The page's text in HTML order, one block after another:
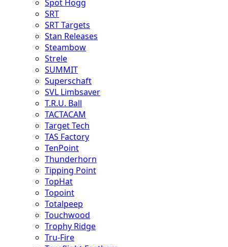
Spot Hogg
SRT
SRT Targets
Stan Releases
Steambow
Strele
SUMMIT
Superschaft
SVL Limbsaver
T.R.U. Ball
TACTACAM
Target Tech
TAS Factory
TenPoint
Thunderhorn
Tipping Point
TopHat
Topoint
Totalpeep
Touchwood
Trophy Ridge
Tru-Fire